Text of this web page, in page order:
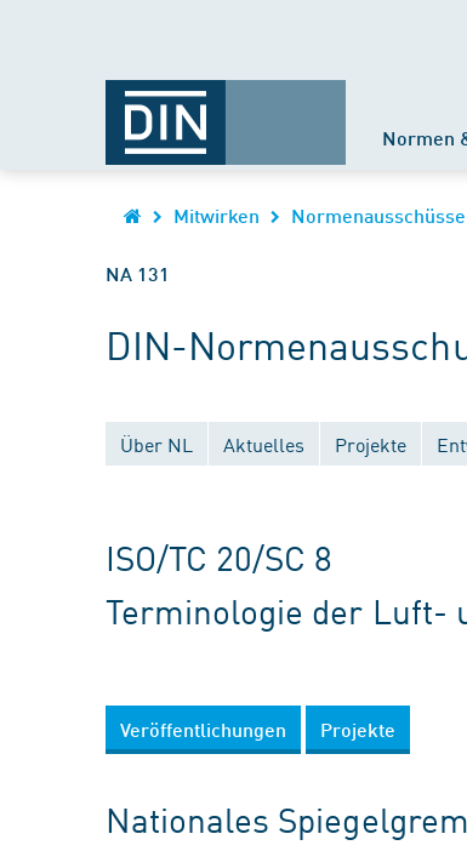
Normen
Mitwirken Normenausschüsse
NA 131
DIN-
Über NL Aktuelles Projekte
ISO/TC 20/SC 8
Terminologie der Luft-
Veröffentlichungen Projekte
Nationales